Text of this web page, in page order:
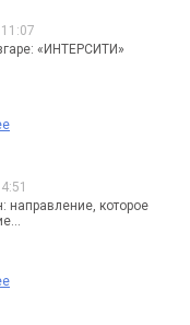
«ИНТЕРСИТИ»
направление, которое